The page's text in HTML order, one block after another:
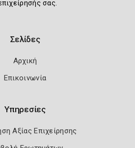
σας.
Σελίδες
Αρχική
Επικοινωνία
Υπηρεσίες
Αξίας Επιχείρησης